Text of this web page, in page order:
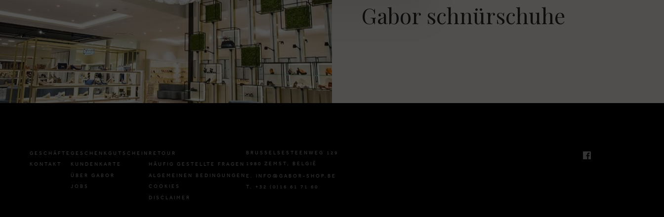
Gabor schnürschuhe
GESCHÄFTE
KONTAKT
GESCHENKGUTSCHEIN
KUNDENKARTE
ÜBER GABOR
JOBS
RETOUR
HÄUFIG GESTELLTE FRAGEN
ALGEMEINEN BEDINGUNGEN
COOKIES
DISCLAIMER
BRUSSELSESTEENWEG 129
1980 ZEMST, BELGIË
E. INFO@GABOR-SHOP.BE
T. +32 (0)16 61 71 60